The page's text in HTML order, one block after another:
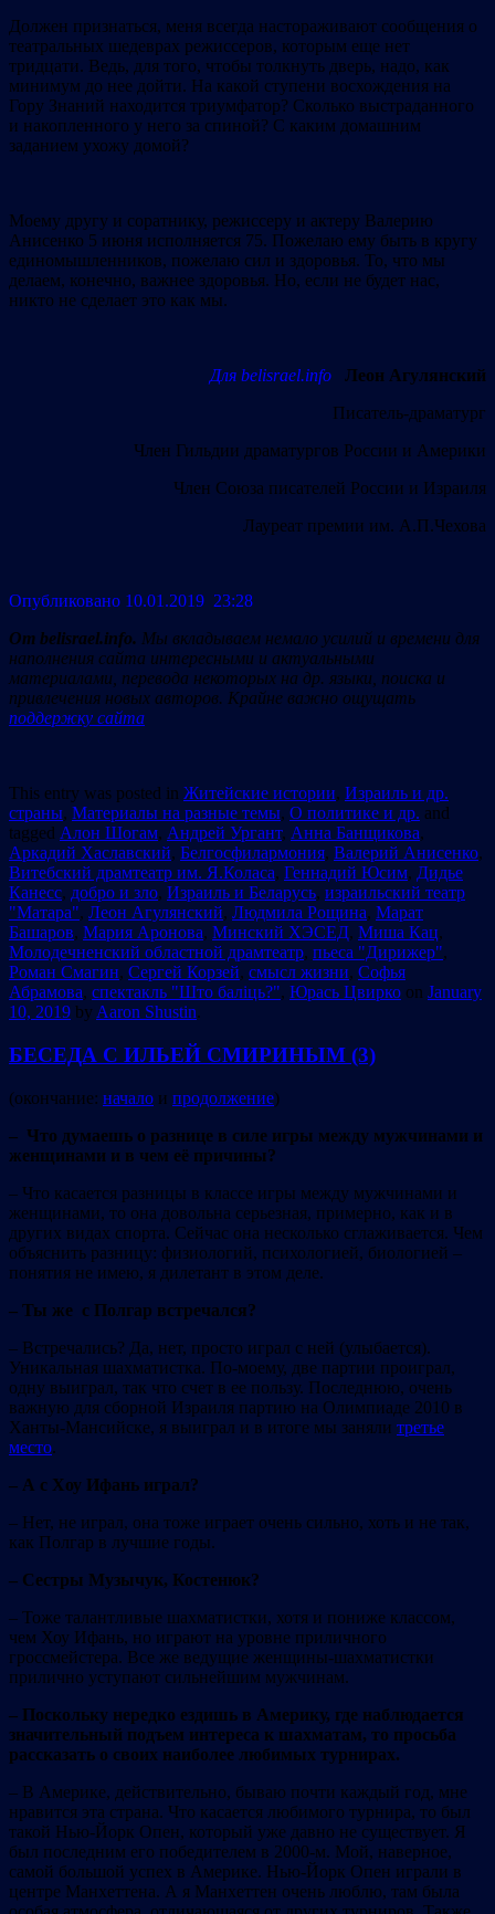
Должен признаться, меня всегда настораживают сообщения о
театральных шедеврах режиссеров, которым еще нет
тридцати. Ведь, для того, чтобы толкнуть дверь, надо, как
минимум до нее дойти. На какой ступени восхождения на
Гору Знаний находится триумфатор? Сколько выстраданного
и накопленного у него за спиной? С каким домашним
заданием ухожу домой?
Моему другу и соратнику, режиссеру и актеру Валерию
Анисенко 5 июня исполняется 75. Пожелаю ему быть в кругу
единомышленников, пожелаю сил и здоровья. То, что мы
делаем, конечно, важнее здоровья. Но, если не будет нас,
никто не сделает это как мы.
Для belisrael.info
Леон Агулянский
Писатель-драматург
Член Гильдии драматургов России и Америки
Член Союза писателей России и Израиля
Лауреат премии им. А.П.Чехова
Опубликовано 10.01.2019 23:28
От belisrael.info. Мы вкладываем немало усилий и времени для
наполнения сайта интересными и актуальными
материалами, перевода некоторых на др. языки, поиска и
привлечения новых авторов. Крайне важно ощущать
поддержку сайта
This entry was posted in Житейские истории, Израиль и др.
страны, Материалы на разные темы, О политике и др. and
tagged Алон Шогам, Андрей Ургант, Анна Банщикова,
Аркадий Хаславский, Белгосфилармония, Валерий Анисенко,
Витебский драмтеатр им. Я.Коласа, Геннадий Юсим, Дидье
Канесс, добро и зло, Израиль и Беларусь, израильский театр
"Матара", Леон Агулянский, Людмила Рощина, Марат
Башаров, Мария Аронова, Минский ХЭСЕД, Миша Кац,
Молодечненский областной драмтеатр, пьеса "Дирижер",
Роман Смагин, Сергей Корзей, смысл жизни, Софья
Абрамова, спектакль "Што балiць?", Юрась Цвирко on January
10, 2019 by Aaron Shustin.
БЕСЕДА С ИЛЬЕЙ СМИРИНЫМ (3)
(окончание: начало и продолжение)
– Что думаешь о разнице в силе игры между мужчинами и
женщинами и в чем её причины?
– Что касается разницы в классе игры между мужчинами и
женщинами, то она довольна серьезная, примерно, как и в
других видах спорта. Сейчас она несколько сглаживается. Чем
объяснить разницу: физиологий, психологией, биологией –
понятия не имею, я дилетант в этом деле.
– Ты же с Полгар встречался?
– Встречались? Да, нет, просто играл с ней (улыбается).
Уникальная шахматистка. По-моему, две партии проиграл,
одну выиграл, так что счет в ее пользу. Последнюю, очень
важную для сборной Израиля партию на Олимпиаде 2010 в
Ханты-Мансийске, я выиграл и в итоге мы заняли третье
место.
– А с Хоу Ифань играл?
– Нет, не играл, она тоже играет очень сильно, хоть и не так,
как Полгар в лучшие годы.
– Сестры Музычук, Костенюк?
– Тоже талантливые шахматистки, хотя и пониже классом,
чем Хоу Ифань, но играют на уровне приличного
гроссмейстера. Все же ведущие женщины-шахматистки
прилично уступают сильнейшим мужчинам.
– Поскольку нередко ездишь в Америку, где наблюдается
значительный подъем интереса к шахматам, то просьба
рассказать о своих наиболее любимых турнирах.
– В Америке, действительно, бываю почти каждый год, мне
нравится эта страна. Что касается любимого турнира, то был
такой Нью-Йорк Опен, который уже давно не существует. Я
был последним его победителем в 2000-м. Мой, наверное,
самой большой успех в Америке. Нью-Йорк Опен играли в
центре Манхеттена. А я Манхеттен очень люблю, там была